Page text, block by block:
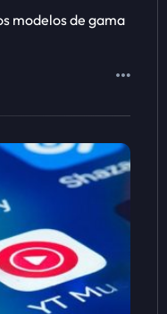
modelos de gama